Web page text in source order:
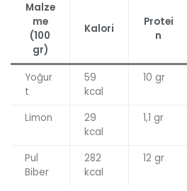
Malze
me
(100
gr)
Kalori
Protei
n
Yoğur
t
59
kcal
10 gr
Limon
29
kcal
1,1 gr
Pul
Biber
282
kcal
12 gr